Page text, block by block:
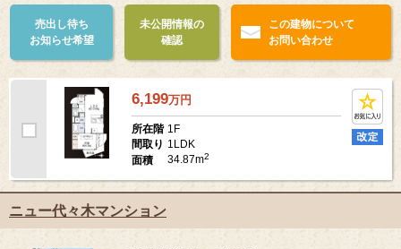
売出し待ち
お知らせ希望
未公開情報の
確認
この建物について
お問い合わせ
6,199万円
所在階 1F
間取り 1LDK
面積
34.87m2
ニュー代々木マンション